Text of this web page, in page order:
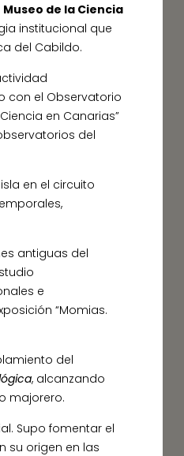
Museo de la Ciencia
institucional que
del Cabildo.
con el Observatorio
en Canarias”
del
en el circuito
antiguas del
e
“Momias.
del
, alcanzando
majorero.
Supo fomentar el
su origen en las